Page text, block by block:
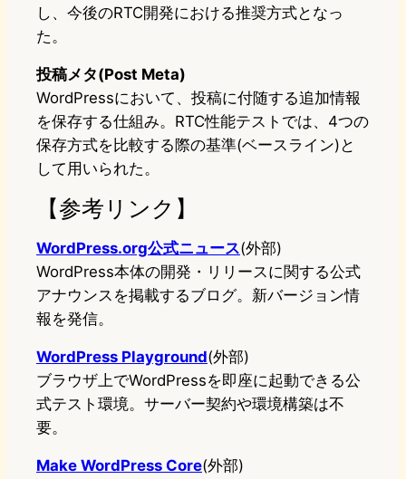
し、今後のRTC開発における推奨方式となっ
た。
投稿メタ(Post Meta)
WordPressにおいて、投稿に付随する追加情報
を保存する仕組み。RTC性能テストでは、4つの
保存方式を比較する際の基準(ベースライン)と
して用いられた。
【参考リンク】
WordPress.org公式ニュース(外部)
WordPress本体の開発・リリースに関する公式
アナウンスを掲載するブログ。新バージョン情
報を発信。
WordPress Playground(外部)
ブラウザ上でWordPressを即座に起動できる公
式テスト環境。サーバー契約や環境構築は不
要。
Make WordPress Core(外部)